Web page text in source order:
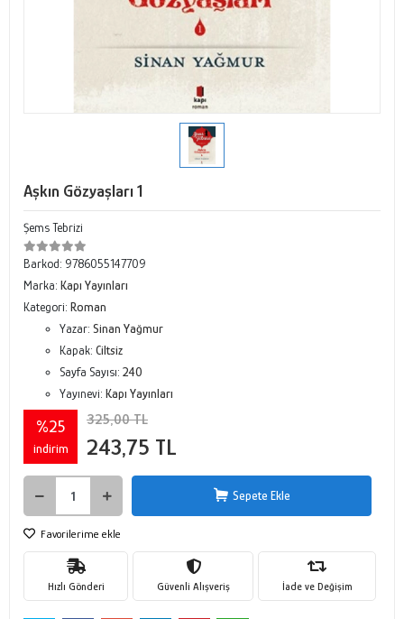
Aşkın Gözyaşları 1
Şems Tebrizi
Barkod: 9786055147709
Marka: Kapı Yayınları
Kategori: Roman
Yazar: Sinan Yağmur
Kapak: Ciltsiz
Sayfa Sayısı: 240
Yayınevi: Kapı Yayınları
%25
indirim
325,00 TL
243,75 TL
Sepete Ekle
Favorilerime ekle
Hızlı Gönderi Güvenli Alışveriş İade ve Değişim